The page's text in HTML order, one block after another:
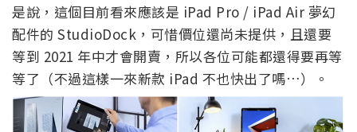
是說，這個目前看來應該是 iPad Pro / iPad Air 夢幻
配件的 StudioDock，可惜價位還尚未提供，且還要
等到 2021 年中才會開賣，所以各位可能都還得要再等
等了（不過這樣一來新款 iPad 不也快出了嗎…）。